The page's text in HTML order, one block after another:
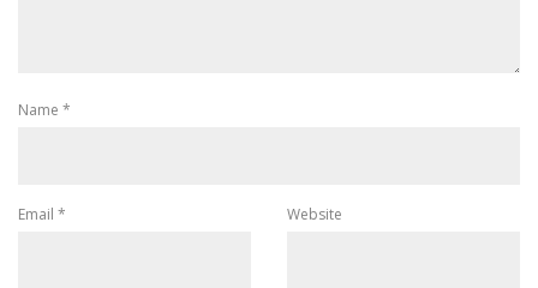
Name *
Email * Website